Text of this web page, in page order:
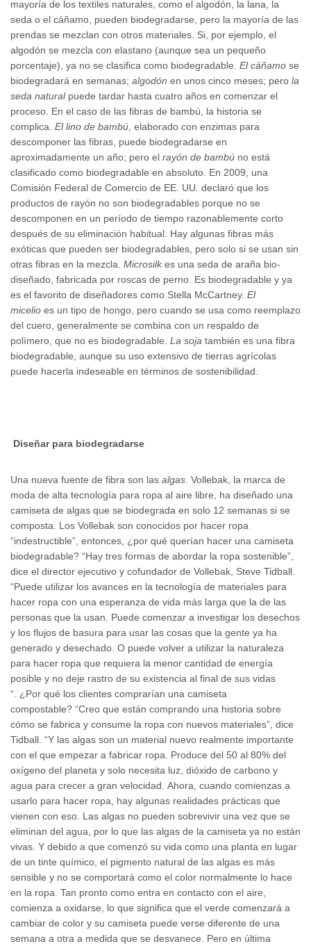
mayoría de los textiles naturales, como el algodón, la lana, la
seda o el cáñamo, pueden biodegradarse, pero la mayoría de las
prendas se mezclan con otros materiales. Si, por ejemplo, el
algodón se mezcla con elastano (aunque sea un pequeño
porcentaje), ya no se clasifica como biodegradable. El cáñamo se
biodegradará en semanas; algodón en unos cinco meses; pero la
seda naturalpuede tardar hasta cuatro años en comenzar el
proceso. En el caso de las fibras de bambú, la historia se
complica. El lino de bambú , elaborado con enzimas para
descomponer las fibras, puede biodegradarse en
aproximadamente un año; pero el rayón de bambú no está
clasificado como biodegradable en absoluto. En 2009, una
Comisión Federal de Comercio de EE. UU. declaró que los
productos de rayón no son biodegradables porque no se
descomponen en un período de tiempo razonablemente corto
después de su eliminación habitual. Hay algunas fibras más
exóticas que pueden ser biodegradables, pero solo si se usan sin
otras fibras en la mezcla. Microsilkes una seda de araña bio-
diseñado, fabricada por roscas de perno. Es biodegradable y ya
es el favorito de diseñadores como Stella McCartney. El
micelio es un tipo de hongo, pero cuando se usa como reemplazo
del cuero, generalmente se combina con un respaldo de
polímero, que no es biodegradable. La soja también es una fibra
biodegradable, aunque su uso extensivo de tierras agrícolas
puede hacerla indeseable en términos de sostenibilidad.
Diseñar para biodegradarse
Una nueva fuente de fibra son las algas . Vollebak, la marca de
moda de alta tecnología para ropa al aire libre, ha diseñado una
camiseta de algas que se biodegrada en solo 12 semanas si se
composta. Los Vollebak son conocidos por hacer ropa
“indestructible”, entonces, ¿por qué querían hacer una camiseta
biodegradable? “Hay tres formas de abordar la ropa sostenible”,
dice el director ejecutivo y cofundador de Vollebak, Steve Tidball.
“Puede utilizar los avances en la tecnología de materiales para
hacer ropa con una esperanza de vida más larga que la de las
personas que la usan. Puede comenzar a investigar los desechos
y los flujos de basura para usar las cosas que la gente ya ha
generado y desechado. O puede volver a utilizar la naturaleza
para hacer ropa que requiera la menor cantidad de energía
posible y no deje rastro de su existencia al final de sus vidas
“. ¿Por qué los clientes comprarían una camiseta
compostable? “Creo que están comprando una historia sobre
cómo se fabrica y consume la ropa con nuevos materiales”, dice
Tidball. “Y las algas son un material nuevo realmente importante
con el que empezar a fabricar ropa. Produce del 50 al 80% del
oxígeno del planeta y solo necesita luz, dióxido de carbono y
agua para crecer a gran velocidad. Ahora, cuando comienzas a
usarlo para hacer ropa, hay algunas realidades prácticas que
vienen con eso. Las algas no pueden sobrevivir una vez que se
eliminan del agua, por lo que las algas de la camiseta ya no están
vivas. Y debido a que comenzó su vida como una planta en lugar
de un tinte químico, el pigmento natural de las algas es más
sensible y no se comportará como el color normalmente lo hace
en la ropa. Tan pronto como entra en contacto con el aire,
comienza a oxidarse, lo que significa que el verde comenzará a
cambiar de color y su camiseta puede verse diferente de una
semana a otra a medida que se desvanece. Pero en última